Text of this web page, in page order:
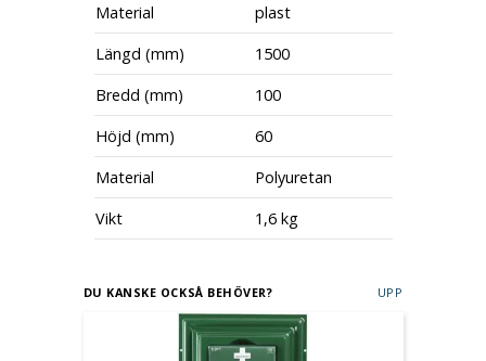
Material
plast
Längd (mm)
1500
Bredd (mm)
100
Höjd (mm)
60
Material
Polyuretan
Vikt
1,6 kg
DU KANSKE OCKSÅ BEHÖVER? UPP